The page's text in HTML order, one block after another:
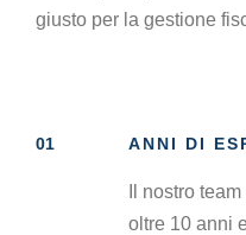
giusto per la gestione
01 ANNI DI
Il nostro
oltre 10 anni